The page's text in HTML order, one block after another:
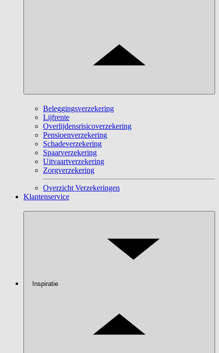
Beleggingsverzekering
Lijfrente
Overlijdensrisicoverzekering
Pensioenverzekering
Schadeverzekering
Spaarverzekering
Uitvaartverzekering
Zorgverzekering
Overzicht Verzekeringen
Klantenservice
Inspiratie